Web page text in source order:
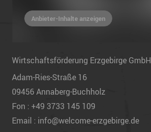
Anbieter-Inhalte anzeigen
Wirtschaftsförderung Erzgebirge GmbH
Adam-Ries-Straße 16
09456Annaberg-Buchholz
Fon : +49 3733 145 109
Email : info@welcome-erzgebirge.de